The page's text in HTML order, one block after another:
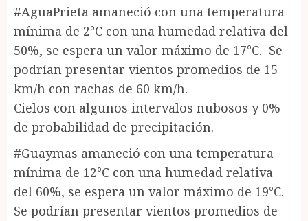
#AguaPrieta amaneció con una temperatura
mínima de 2°C con una humedad relativa del
50%, se espera un valor máximo de 17°C. Se
podrían presentar vientos promedios de 15
km/h con rachas de 60 km/h.
Cielos con algunos intervalos nubosos y 0%
de probabilidad de precipitación.
#Guaymas amaneció con una temperatura
mínima de 12°C con una humedad relativa
del 60%, se espera un valor máximo de 19°C.
Se podrían presentar vientos promedios de